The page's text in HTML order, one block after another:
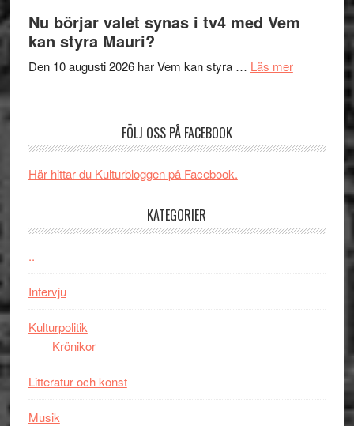
och
Shadow
Edge
spännande
Nu börjar valet synas i tv4 med Vem
kan styra Mauri?
Den 10 augusti 2026 har Vem kan styra … Läs merom
kan
FÖLJ OSS PÅ FACEBOOK
Här hittar du Kulturbloggen på Facebook.
KATEGORIER
..
Intervju
Kulturpolitik
Krönikor
Litteratur och konst
Musik